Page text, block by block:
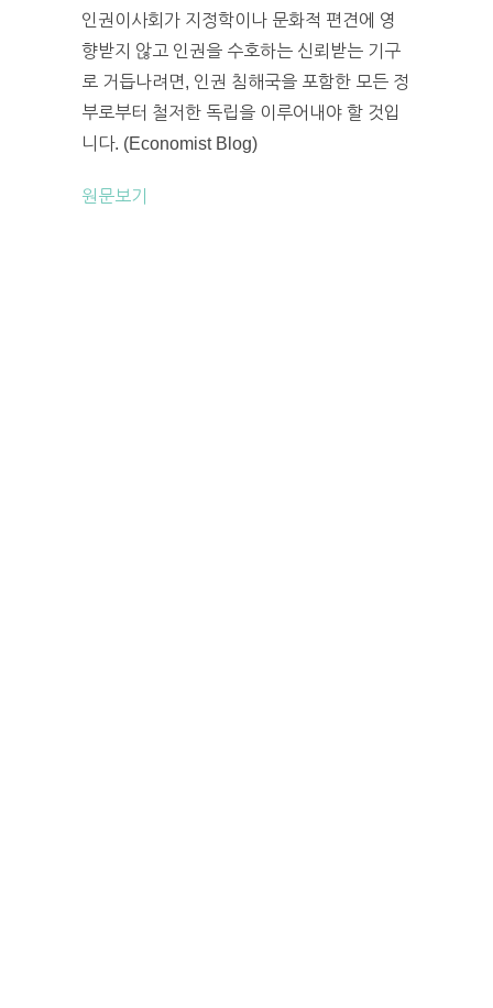
인권이사회가 지정학이나 문화적 편견에 영
향받지 않고 인권을 수호하는 신뢰받는 기구
로 거듭나려면, 인권 침해국을 포함한 모든 정
부로부터 철저한 독립을 이루어내야 할 것입
니다. (Economist Blog)
원문보기